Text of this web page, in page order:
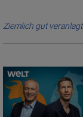
Ziemlich gut